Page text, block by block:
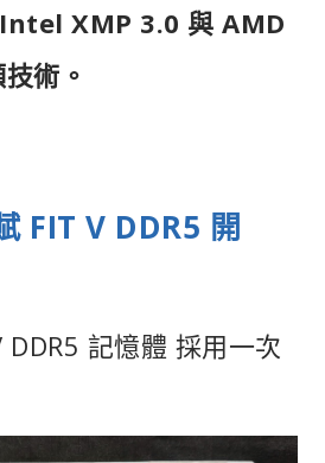
XMP 3.0 與 AMD
術。
FIT V DDR5 開
DDR5 記憶體 採用一次